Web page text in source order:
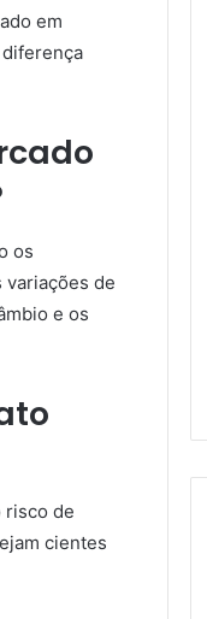
em
os
variações de
e os
risco de
cientes